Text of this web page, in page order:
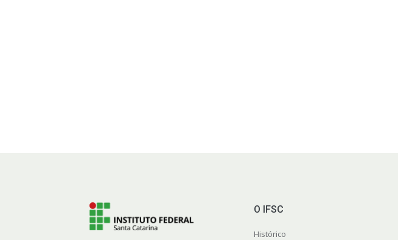
O IFSC
Histórico